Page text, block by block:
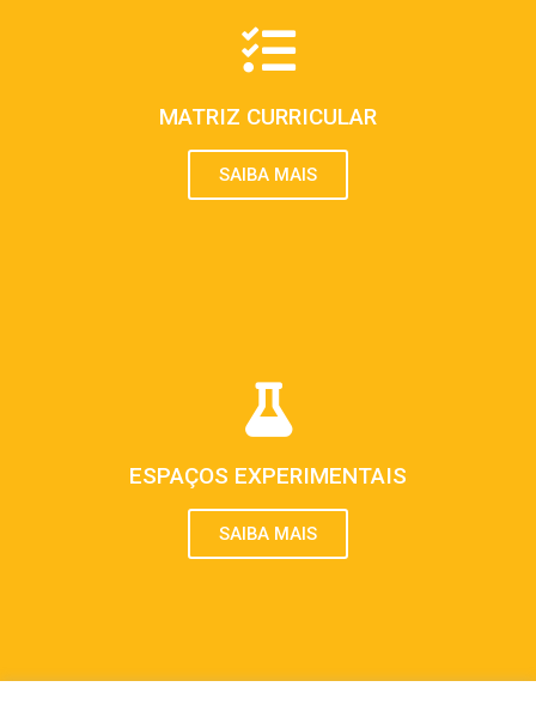
MATRIZ CURRICULAR
SAIBA MAIS
ESPAÇOS EXPERIMENTAIS
SAIBA MAIS